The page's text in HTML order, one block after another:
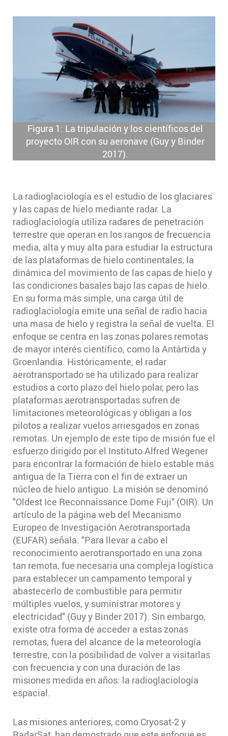
Figura 1: La tripulación y los científicos del
proyecto OIR con su aeronave (Guy y Binder
2017).
La radioglaciología es el estudio de los glaciares
y las capas de hielo mediante radar. La
radioglaciología utiliza radares de penetración
terrestre que operan en los rangos de frecuencia
media, alta y muy alta para estudiar la estructura
de las plataformas de hielo continentales, la
dinámica del movimiento de las capas de hielo y
las condiciones basales bajo las capas de hielo.
En su forma más simple, una carga útil de
radioglaciología emite una señal de radio hacia
una masa de hielo y registra la señal de vuelta. El
enfoque se centra en las zonas polares remotas
de mayor interés científico, como la Antártida y
Groenlandia. Históricamente, el radar
aerotransportado se ha utilizado para realizar
estudios a corto plazo del hielo polar, pero las
plataformas aerotransportadas sufren de
limitaciones meteorológicas y obligan a los
pilotos a realizar vuelos arriesgados en zonas
remotas. Un ejemplo de este tipo de misión fue el
esfuerzo dirigido por el Instituto Alfred Wegener
para encontrar la formación de hielo estable más
antigua de la Tierra con el fin de extraer un
núcleo de hielo antiguo. La misión se denominó
"Oldest Ice Reconnaissance Dome Fuji" (OIR). Un
artículo de la página web del Mecanismo
Europeo de Investigación Aerotransportada
(EUFAR) señala: "Para llevar a cabo el
reconocimiento aerotransportado en una zona
tan remota, fue necesaria una compleja logística
para establecer un campamento temporal y
abastecerlo de combustible para permitir
múltiples vuelos, y suministrar motores y
electricidad" (Guy y Binder 2017). Sin embargo,
existe otra forma de acceder a estas zonas
remotas, fuera del alcance de la meteorología
terrestre, con la posibilidad de volver a visitarlas
con frecuencia y con una duración de las
misiones medida en años: la radioglaciología
espacial.
Las misiones anteriores, como Cryosat-2 y